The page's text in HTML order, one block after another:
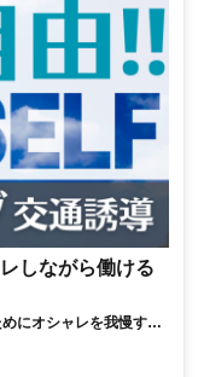
しながら働ける
にオシャレを我慢する